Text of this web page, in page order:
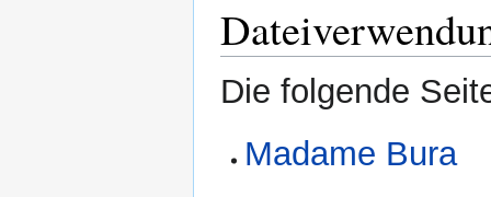
Die folgende
Madame Bura